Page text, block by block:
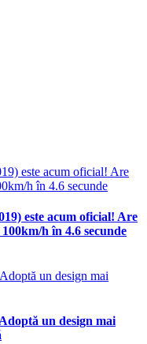
este acum oficial! Are
h în 4.6 secunde
un design mai